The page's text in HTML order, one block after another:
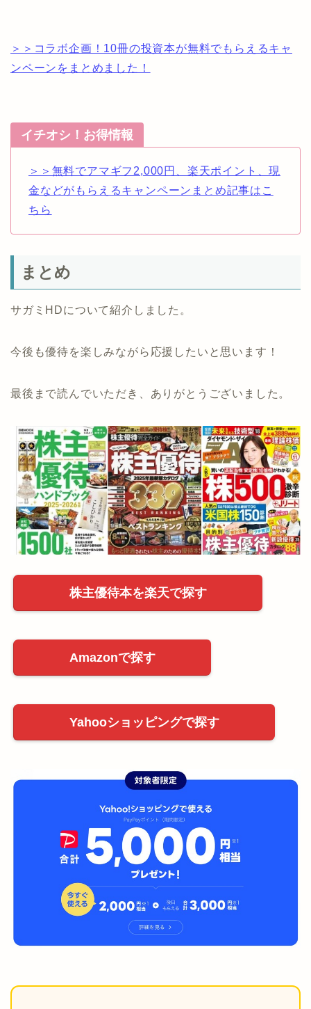
＞＞コラボ企画！10冊の投資本が無料でもらえるキャ
ンペーンをまとめました！
イチオシ！お得情報
＞＞無料でアマギフ2,000円、楽天ポイント、現
金などがもらえるキャンペーンまとめ記事はこ
ちら
まとめ
サガミHDについて紹介しました。
今後も優待を楽しみながら応援したいと思います！
最後まで読んでいただき、ありがとうございました。
株主優待本を楽天で探す
Amazonで探す
Yahooショッピングで探す